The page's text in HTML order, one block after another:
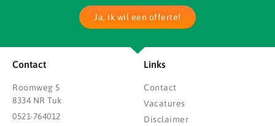
Ja, ik wil een offerte!
Contact
Roomweg 5
8334 NR Tuk
0521-764012
Links
Contact
Vacatures
Disclaimer